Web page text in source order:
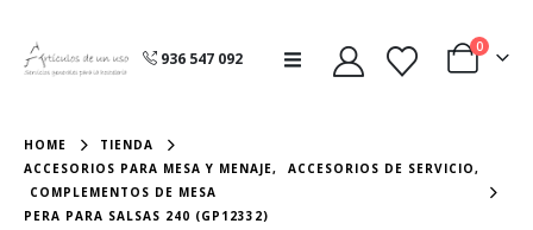
936 547 092
0
HOME
TIENDA
ACCESORIOS PARA MESA Y MENAJE, ACCESORIOS DE SERVICIO,
COMPLEMENTOS DE MESA
PERA PARA SALSAS 240 (GP12332)